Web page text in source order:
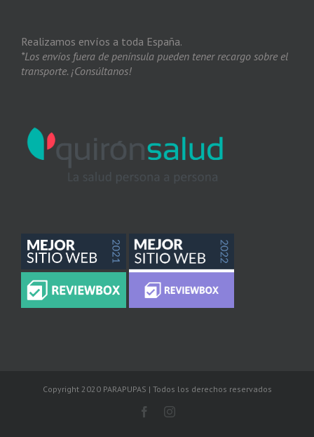
Realizamos envíos a toda España.
*Los envíos fuera de península pueden tener recargo sobre el
transporte. ¡Consúltanos!
Copyright 2020 PARAPUPAS | Todos los derechos reservados
FacebookInstagram